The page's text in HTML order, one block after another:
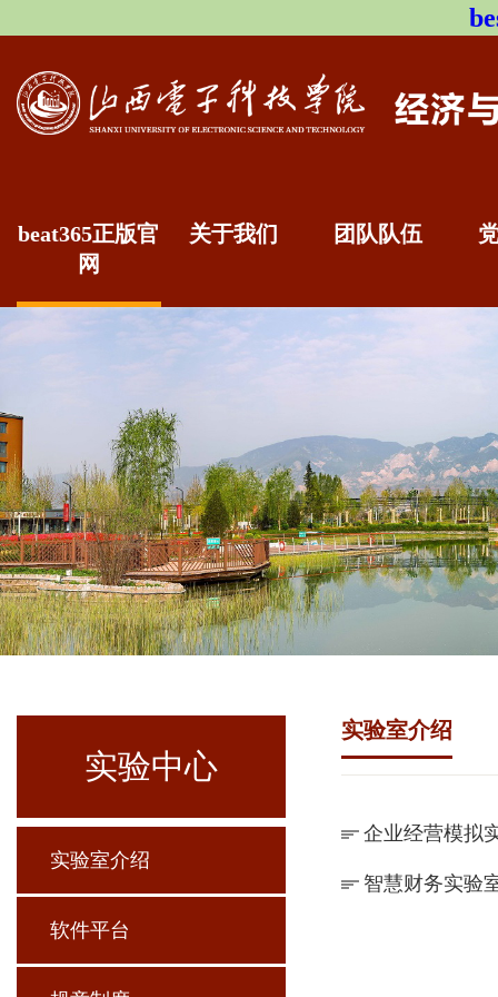
beat365正版官
网
关于我们 团队队伍
实验中心
实验室介绍
软件平台
实验室介绍
企业经营模拟
智慧财务实验